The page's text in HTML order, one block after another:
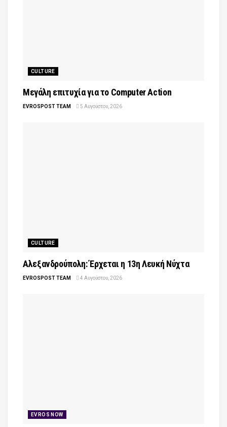
CULTURE
Μεγάλη επιτυχία για το Computer Action
EVROSPOST TEAM 5 Αυγούστου, 2026
CULTURE
Αλεξανδρούπολη: Έρχεται η 13η Λευκή Νύχτα
EVROSPOST TEAM 4 Αυγούστου, 2026
EVROS NOW